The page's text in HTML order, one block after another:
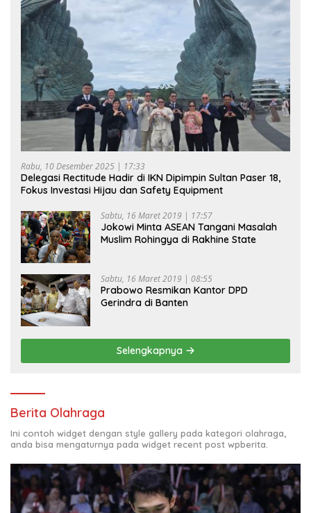
Rabu, 10 Desember 2025 | 17:33
Delegasi Rectitude Hadir di IKN Dipimpin Sultan Paser 18,
Fokus Investasi Hijau dan Safety Equipment
Sabtu, 16 Maret 2019 | 17:57
Jokowi Minta ASEAN Tangani Masalah
Muslim Rohingya di Rakhine State
Sabtu, 16 Maret 2019 | 08:55
Prabowo Resmikan Kantor DPD
Gerindra di Banten
Selengkapnya
Berita Olahraga
Ini contoh widget dengan style gallery pada kategori olahraga,
anda bisa mengaturnya pada widget recent post wpberita.